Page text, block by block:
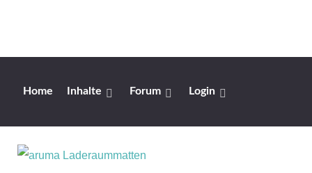
Home Inhalte Forum Login